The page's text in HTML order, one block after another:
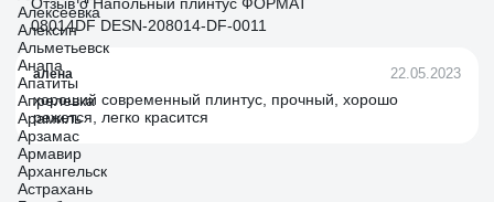
08014DF DESN-208014-DF-0011
алена 22.05.2023
хороший современный плинтус, прочный, хорошо
режется, легко красится
Алексеевка
Алексин
Альметьевск
Анапа
Апатиты
Апрелевка
Арамиль
Арзамас
Армавир
Архангельск
Астрахань